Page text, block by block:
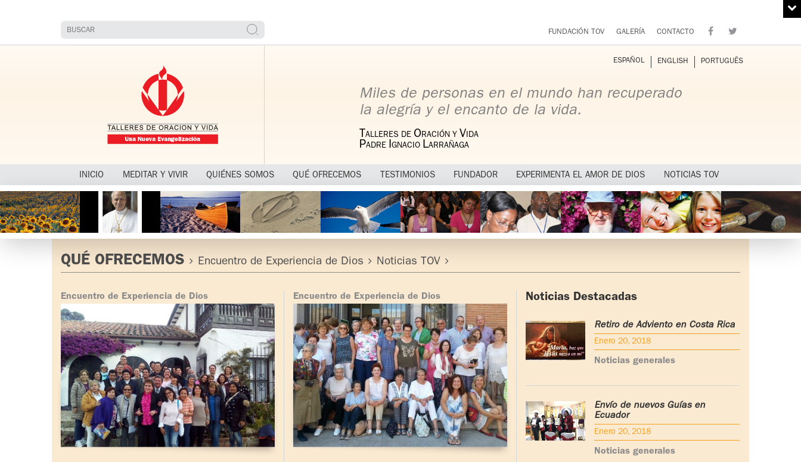
FUNDACIÓN TOV GALERÍA CONTACTO
Miles de personas en el mundo han recuperado
la alegría y el encanto de la vida.
T ALLERES DE ORACIÓN Y V IDA
PADRE IGNACIO LARRAÑAGA
INICIO MEDITAR Y VIVIR QUIÉNES SOMOS QUÉ OFRECEMOS TESTIMONIOS FUNDADOR EXPERIMENTA EL AMOR DE DIOS NOTICIAS TOV
ESPAÑOL ENGLISH PORTUGUÊS
QUÉ OFRECEMOS Encuentro de Experiencia de Dios Noticias TOV
Encuentro de Experiencia de Dios Encuentro de Experiencia de Dios Noticias Destacadas
Retiro de Adviento en Costa Rica
Enero 20, 2018
Noticias generales
Envío de nuevos Guías en
Ecuador
Enero 20, 2018
Noticias generales